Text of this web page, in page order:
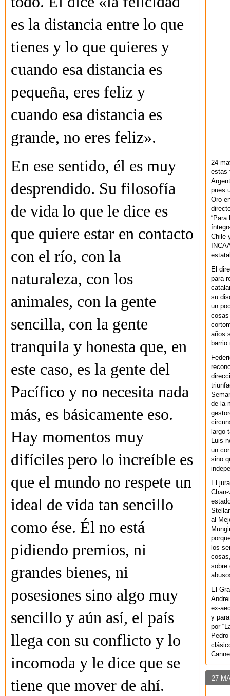
es la distancia entre lo que
tienes y lo que quieres y
cuando esa distancia es
pequeña, eres feliz y
cuando esa distancia es
grande, no eres feliz».
En ese sentido, él es muy
desprendido. Su filosofía
de vida lo que le dice es
que quiere estar en contacto
con el río, con la
naturaleza, con los
animales, con la gente
sencilla, con la gente
tranquila y honesta que, en
este caso, es la gente del
Pacífico y no necesita nada
más, es básicamente eso.
Hay momentos muy
difíciles pero lo increíble es
que el mundo no respete un
ideal de vida tan sencillo
como ése. Él no está
pidiendo premios, ni
grandes bienes, ni
posesiones sino algo muy
sencillo y aún así, el país
llega con su conflicto y lo
incomoda y le dice que se
tiene que mover de ahí.
24
estas
pues
Oro
“Para
Chile
El
para
su
un
cosas
años
de la
largo
Luis
un
sino
El
al
los
sobre
El
ex-
y
por
27